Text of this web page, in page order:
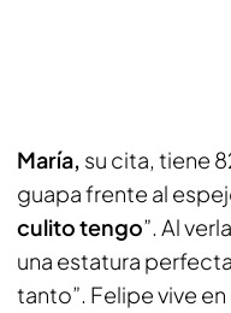
María, su cita, tiene
guapa frente al
culito tengo”. Al
una estatura
tanto”. Felipe vive